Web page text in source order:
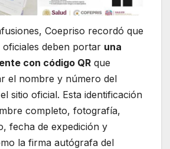
Coepriso recordó que
deben portar una
con código QR que
el nombre y número del
sitio oficial. Esta identificación
completo, fotografía,
fecha de expedición y
la firma autógrafa del